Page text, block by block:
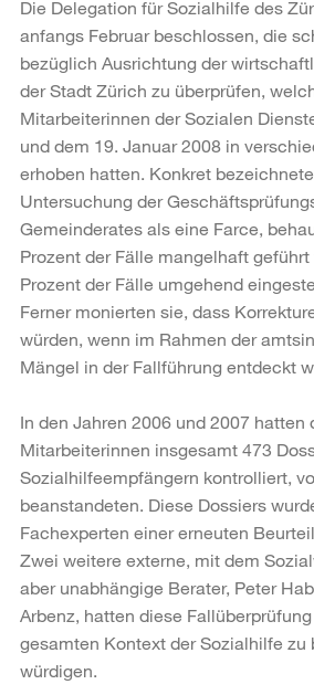
Die Delegation für Sozialhilfe des
anfangs Februar beschlossen, die
bezüglich Ausrichtung der
der Stadt Zürich zu überprüfen,
Mitarbeiterinnen der Sozialen
und dem 19. Januar 2008 in
erhoben hatten. Konkret
Untersuchung der
Gemeinderates als eine Farce,
Prozent der Fälle mangelhaft
Prozent der Fälle umgehend
Ferner monierten sie, dass
würden, wenn im Rahmen der
Mängel in der Fallführung entdeckt
In den Jahren 2006 und 2007 hatten
Mitarbeiterinnen insgesamt 473
Sozialhilfeempfängern kontrolliert,
beanstandeten. Diese Dossiers
Fachexperten einer erneuten
Zwei weitere externe, mit dem
aber unabhängige Berater, Peter
Arbenz, hatten diese
gesamten Kontext der Sozialhilfe zu
würdigen.